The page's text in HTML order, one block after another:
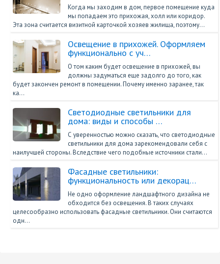
Когда мы заходим в дом, первое помещение куда
мы попадаем это прихожая, холл или коридор.
Эта зона считается визитной карточкой хозяев жилища, поэтому…
Освещение в прихожей. Оформляем
функционально с уч…
О том каким будет освещение в прихожей, вы
должны задуматься еще задолго до того, как
будет закончен ремонт в помещении. Почему именно заранее, так
ка…
Светодиодные светильники для
дома: виды и способы …
С уверенностью можно сказать, что светодиодные
светильники для дома зарекомендовали себя с
наилучшей стороны. Вследствие чего подобные источники стали…
Фасадные светильники:
функциональность или декорац…
Не одно оформление ландшафтного дизайна не
обходится без освещения. В таких случаях
целесообразно использовать фасадные светильники. Они считаются
одн…